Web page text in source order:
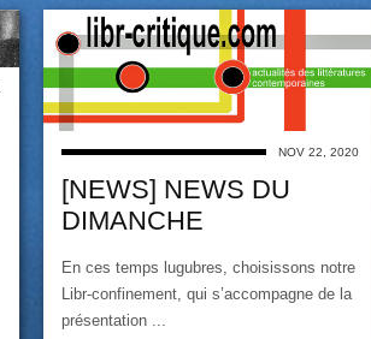
NOV 22, 2020
[NEWS] NEWS DU
DIMANCHE
En ces temps lugubres, choisissons notre
Libr-confinement, qui s’accompagne de la
présentation ...